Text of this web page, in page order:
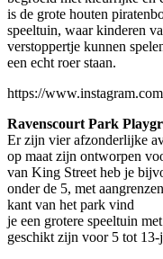
is de grote houten
speeltuin, waar kinderen
verstoppertje kunnen
een echt roer staan.
https://
Ravenscourt Park
Er zijn vier afzonderlijke
op maat zijn ontworpen
van King Street heb je
onder de 5, met
kant van het park vind
je een grotere speeltuin
geschikt zijn voor 5 tot 13-